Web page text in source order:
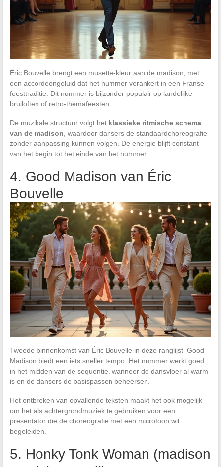
Éric Bouvelle brengt een musette-kleur aan de madison, met
een accordeongeluid dat het nummer verankert in een Franse
feesttraditie. Dit nummer is bijzonder populair op landelijke
bruiloften of retro-themafeesten.
De muzikale structuur volgt het klassieke ritmische schema
van de madison , waardoor dansers de standaardchoreografie
zonder aanpassing kunnen volgen. De energie blijft constant
van het begin tot het einde van het nummer.
4. Good Madison van Éric
Bouvelle
Tweede binnenkomst van Éric Bouvelle in deze ranglijst, Good
Madison biedt een iets sneller tempo. Het nummer werkt goed
in het midden van de sequentie, wanneer de dansvloer al warm
is en de dansers de basispassen beheersen.
Het ontbreken van opvallende teksten maakt het ook mogelijk
om het als achtergrondmuziek te gebruiken voor een
presentator die de choreografie met een microfoon wil
begeleiden.
5. Honky Tonk Woman (madison